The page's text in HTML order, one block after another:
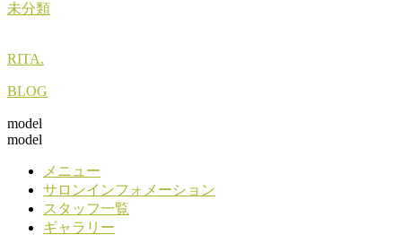
未分類
RITA.
BLOG
model
model
メニュー
サロンインフォメーション
スタッフ一覧
ギャラリー